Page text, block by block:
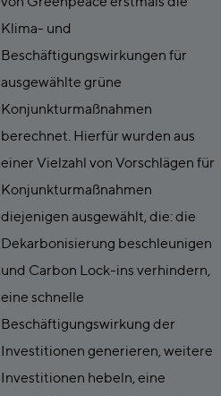
Klima- und
Beschäftigungswirkungen für
ausgewählte grüne
Konjunkturmaßnahmen
berechnet. Hierfür wurden aus
einer Vielzahl von Vorschlägen für
Konjunkturmaßnahmen
diejenigen ausgewählt, die: die
Dekarbonisierung beschleunigen
und Carbon Lock-ins verhindern,
eine schnelle
Beschäftigungswirkung der
Investitionen generieren, weitere
Investitionen hebeln, eine